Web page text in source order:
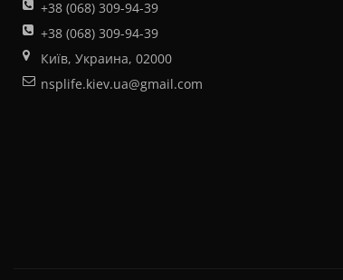
+38 (068) 309-94-39
+38 (068) 309-94-39
Київ, Украина, 02000
nsplife.kiev.ua@gmail.com